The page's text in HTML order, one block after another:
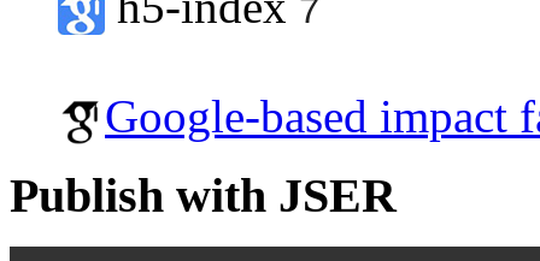
7
Google-based impact
Publish with JSER